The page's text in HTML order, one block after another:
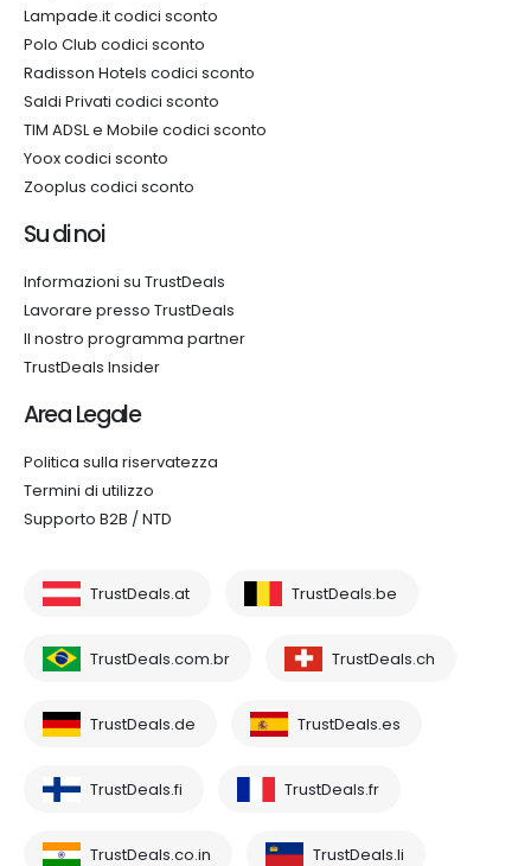
Lampade.it codici sconto
Polo Club codici sconto
Radisson Hotels codici sconto
Saldi Privati codici sconto
TIM ADSL e Mobile codici sconto
Yoox codici sconto
Zooplus codici sconto
Su di noi
Informazioni su TrustDeals
Lavorare presso TrustDeals
Il nostro programma partner
TrustDeals Insider
Area Legale
Politica sulla riservatezza
Termini di utilizzo
Supporto B2B / NTD
TrustDeals.at TrustDeals.be
TrustDeals.com.br TrustDeals.ch
TrustDeals.de TrustDeals.es
TrustDeals.fi TrustDeals.fr
TrustDeals.co.in TrustDeals.li